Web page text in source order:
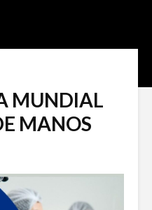
MUNDIAL
MANOS